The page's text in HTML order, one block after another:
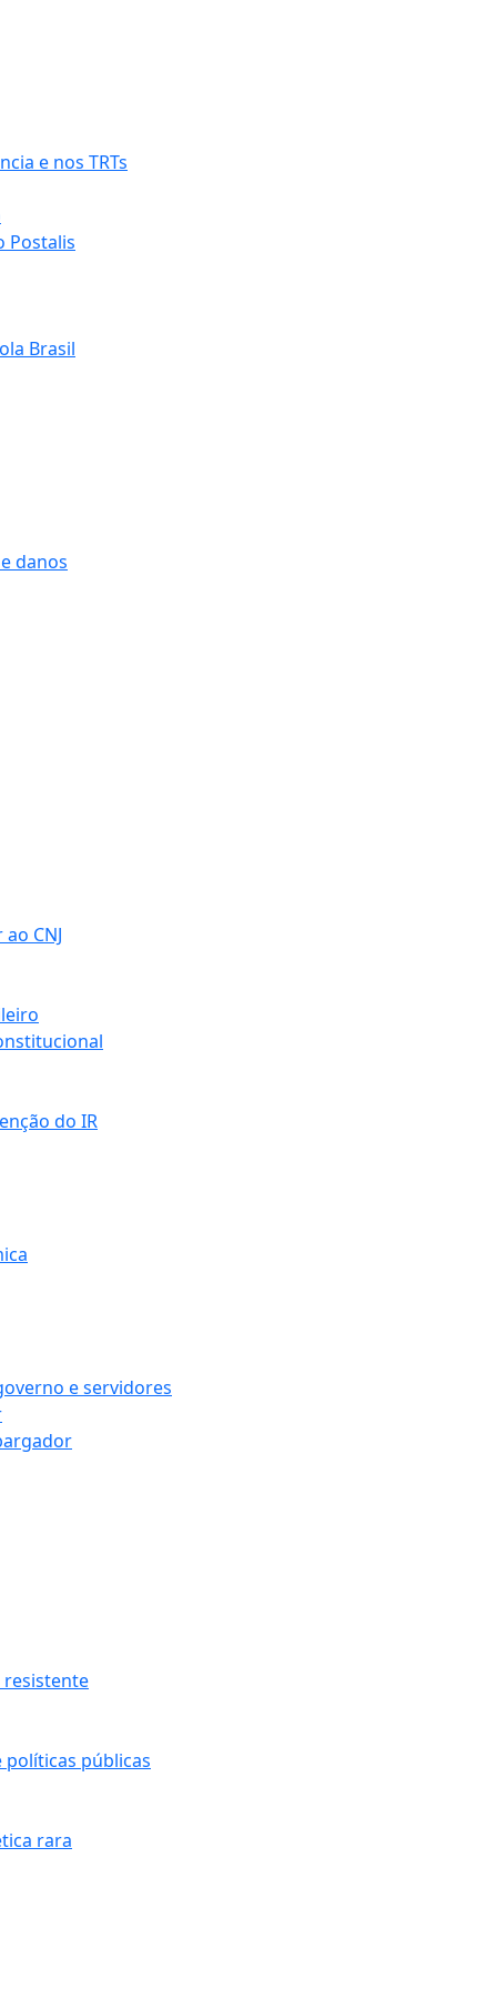
e nos TRTs
Postalis
Brasil
danos
CNJ
do IR
e servidores
políticas públicas
rara